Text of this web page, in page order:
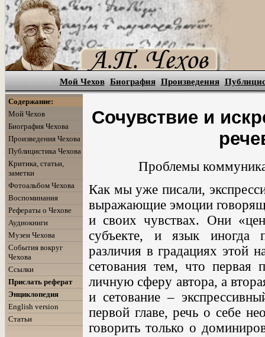
Мой Чехов Биография Произведения
Содержание:
Мой Чехов
Биография Чехова
Произведения Чехова
Публицистика Чехова
Критика, статьи,
заметки
Фотоальбом Чехова
Воспоминания
Рефераты о Чехове
Аудиокниги
Музеи Чехова
События вокруг
Чехова
Ссылки
Прислать реферат
Энциклопедия
English version
Статьи
Сочувствие и
Проблемы
Как мы уже писали,
выражающие эмоции
и своих чувствах. Они
субъекте, и язык иногда
различия в градациях этой
сетования тем, что первая
личную сферу автора, а
и сетование –
первой главе, речь о себе
говорить только о